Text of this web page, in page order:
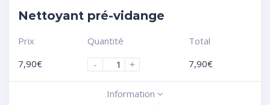
Nettoyant pré-vidange
Prix
7,90€
Quantité
-
+
Total
7,90€
Information